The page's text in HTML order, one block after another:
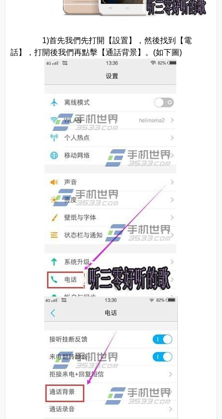
1)首先我們先打開【設置】，然後找到【電
話】，打開後我們再點擊【通話背景】。(如下圖)